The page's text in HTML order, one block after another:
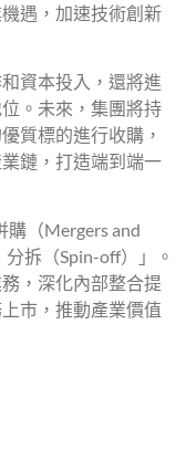
遇，加速技術創新
資本投入，還將進
。未來，集團將持
質標的進行收購，
鏈，打造端到端一
（Mergers and
拆（Spin-off）」。
，深化內部整合提
市，推動產業價值